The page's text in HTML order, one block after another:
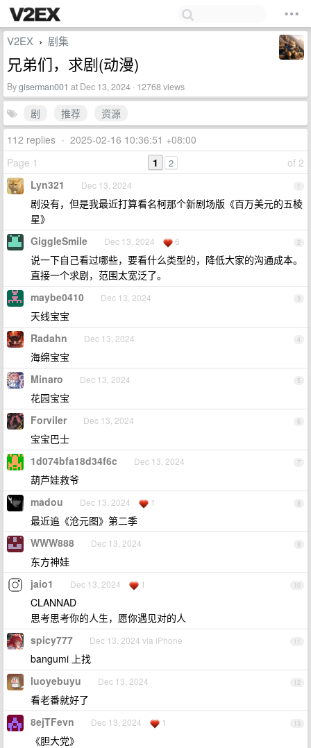
V2EX › 剧集
兄弟们，求剧(动漫)
Bygiserman001 at Dec 13, 2024 · 12768 views
剧 推荐
资源
112 replies • 2025-02-16 10:36:51 +08:00
Page 1
of 2
1 2
1
Lyn321 Dec 13, 2024
剧没有，但是我最近打算看名柯那个新剧场版《百万美元的五棱
星》
2
GiggleSmile Dec 13, 2024 6
说一下自己看过哪些，要看什么类型的，降低大家的沟通成本。
直接一个求剧，范围太宽泛了。
3
maybe0410 Dec 13, 2024
天线宝宝
4
Radahn Dec 13, 2024
海绵宝宝
5
Minaro Dec 13, 2024
花园宝宝
6
Forviler Dec 13, 2024
宝宝巴士
7
1d074bfa18d34f6c Dec 13, 2024
葫芦娃救爷
8
madou Dec 13, 2024 1
最近追《沧元图》第二季
9
WWW888 Dec 13, 2024
东方神娃
10
jaio1 Dec 13, 2024 1
CLANNAD
思考思考你的人生，愿你遇见对的人
11
spicy777 Dec 13, 2024 via iPhone
bangumi 上找
12
luoyebuyu Dec 13, 2024
看老番就好了
13
8ejTFevn Dec 13, 2024 1
《胆大党》